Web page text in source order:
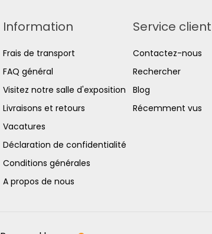
Information
Frais de transport
FAQ général
Visitez notre salle d'exposition
Livraisons et retours
Vacatures
Déclaration de confidentialité
Conditions générales
A propos de nous
Service client
Contactez-nous
Rechercher
Blog
Récemment vus